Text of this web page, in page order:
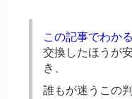
この記事でわか
交換したほうが
き、
誰もが迷うこの